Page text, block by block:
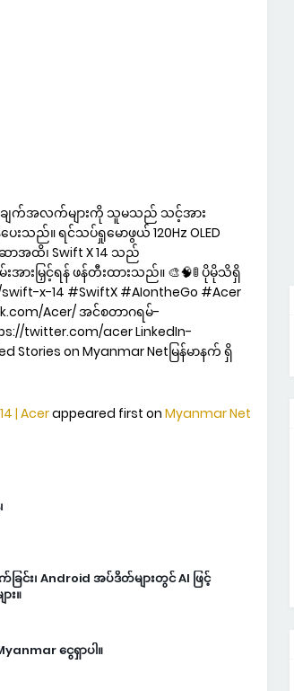
အချက်အလက်များကို သူမသည် သင့်အား
သည်။ ရင်သပ်ရှုမောဖွယ် 120Hz OLED
ာအထိ၊ Swift X 14 သည်
ားမြှင့်ရန် ဖန်တီးထားသည်။ 🎨🧠🚦 ပိုမိုသိရှိ
x-14 #SwiftX #AIontheGo #Acer
Acer/ အင်စတာဂရမ်-
twitter.com/acer LinkedIn-
Stories on Myanmar Netမြန်မာနက် ရှိ
| Acerappeared first on Myanmar Net
း၊ Android အပ်ဒိတ်များတွင် AI ဖြင့်
း။
ငွေရှာပါ။